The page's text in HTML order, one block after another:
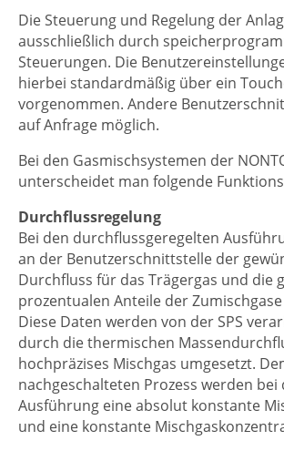
Die Steuerung und Regelung der
ausschließlich durch
Steuerungen. Die
hierbei standardmäßig über ein
vorgenommen. Andere
auf Anfrage möglich.
Bei den Gasmischsystemen der
unterscheidet man folgende
Durchflussregelung
Bei den durchflussgeregelten
an der Benutzerschnittstelle der
Durchfluss für das Trägergas und die
prozentualen Anteile der
Diese Daten werden von der SPS
durch die thermischen
hochpräzises Mischgas umgesetzt.
nachgeschalteten Prozess werden bei
Ausführung eine absolut konstante
und eine konstante